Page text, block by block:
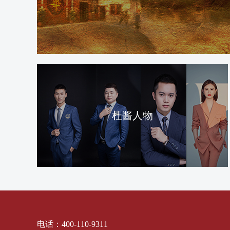
杜酱人物
电话：400-110-9311